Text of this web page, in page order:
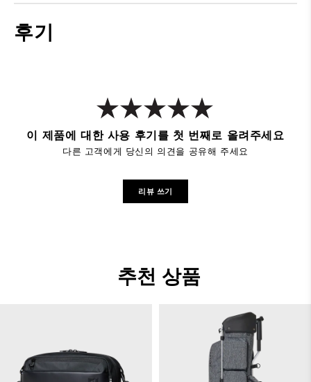
후기
이 제품에 대한 사용 후기를 첫 번째로 올려주세요
다른 고객에게 당신의 의견을 공유해 주세요
리뷰 쓰기
추천 상품